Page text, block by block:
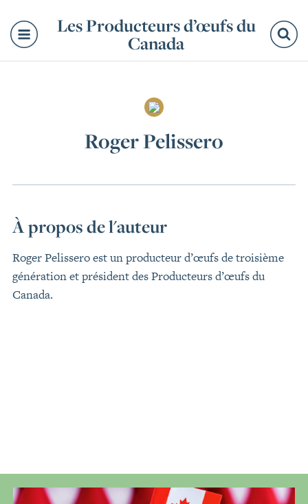
Les Producteurs d’œufs du
Canada
Roger Pelissero
À propos de l'auteur
Roger Pelissero est un producteur d’œufs de troisième
génération et président des Producteurs d’œufs du
Canada.